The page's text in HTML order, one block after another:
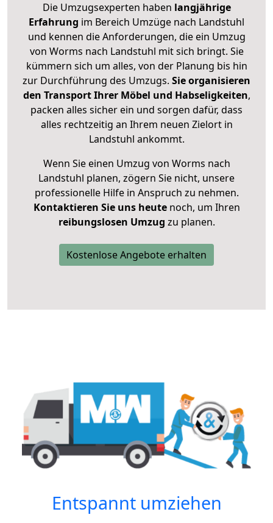
Die Umzugsexperten haben langjährige
Erfahrung im Bereich Umzüge nach Landstuhl
und kennen die Anforderungen, die ein Umzug
von Worms nach Landstuhl mit sich bringt. Sie
kümmern sich um alles, von der Planung bis hin
zur Durchführung des Umzugs. Sie organisieren
den Transport Ihrer Möbel und Habseligkeiten,
packen alles sicher ein und sorgen dafür, dass
alles rechtzeitig an Ihrem neuen Zielort in
Landstuhl ankommt.
Wenn Sie einen Umzug von Worms nach
Landstuhl planen, zögern Sie nicht, unsere
professionelle Hilfe in Anspruch zu nehmen.
Kontaktieren Sie uns heutenoch, um Ihren
reibungslosen Umzug zu planen.
Kostenlose Angebote erhalten
Entspannt umziehen